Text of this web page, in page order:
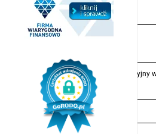
Obowiązek informacyjny
o ochronie danych)
Administrator